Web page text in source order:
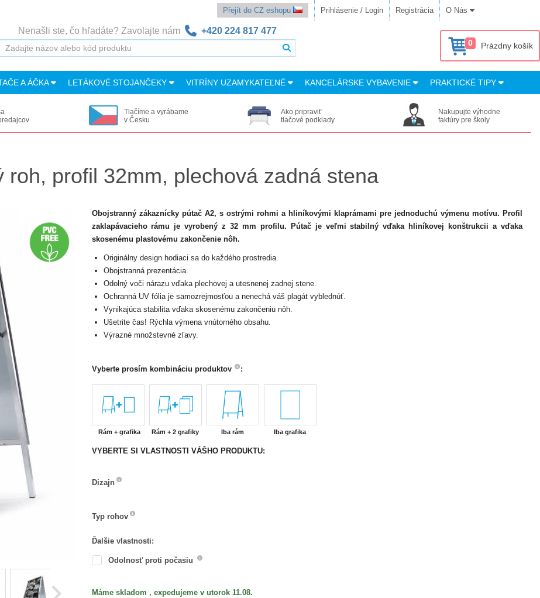
Přejít do CZ eshopu Prihlásenie / Login Registrácia O Nás
Nenašli ste, čo hľadáte? Zavolajte nám +420 224 817 477
0 Prázdny košík
A ÁČKA LETÁKOVÉ STOJANČEKY VITRÍNY UZAMYKATEĽNÉ KANCELÁRSKE VYBAVENIE PRAKTICKÉ TIPY
Tlačíme a vyrábame
v Česku
Ako pripraviť
tlačové podklady
Nakupujte výhodne
faktúry pre školy
roh, profil 32mm, plechová zadná stena
Obojstranný zákaznícky pútač A2, s ostrými rohmi a hliníkovými klaprámami pre jednoduchú výmenu motívu. Profil
zaklapávacieho rámu je vyrobený z 32 mm profilu. Pútač je veľmi stabilný vďaka hliníkovej konštrukcii a vďaka
skosenému plastovému zakončenie nôh.
Originálny design hodiaci sa do každého prostredia.
Obojstranná prezentácia.
Odolný voči nárazu vďaka plechovej a utesnenej zadnej stene.
Ochranná UV fólia je samozrejmosťou a nenechá váš plagát vyblednúť.
Vynikajúca stabilita vďaka skosenému zakončeniu nôh.
Ušetrite čas! Rýchla výmena vnútorného obsahu.
Výrazné množstevné zľavy.
Vyberte prosím kombináciu produktov :
Rám + grafika Rám + 2 grafiky Iba rám Iba grafika
VYBERTE SI VLASTNOSTI VÁŠHO PRODUKTU:
Dizajn
Typ rohov
Ďalšie vlastnosti:
Odolnosť proti počasiu
Máme skladom , expedujeme v utorok 11.08.